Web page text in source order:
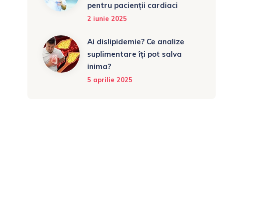
pentru pacienții cardiaci
2 iunie 2025
Ai dislipidemie? Ce analize
suplimentare îți pot salva
inima?
5 aprilie 2025